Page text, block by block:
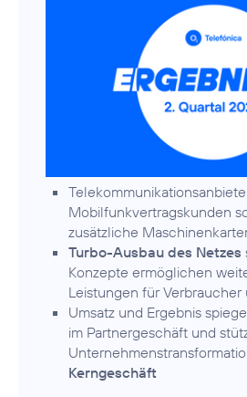
Mobilfunkvertragskunden
zusätzliche
Turbo-Ausbau des Netzes
Konzepte ermöglichen
Leistungen für
Umsatz und Ergebnis
im Partnergeschäft und
Kerngeschäft